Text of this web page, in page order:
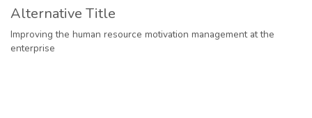
Alternative Title
Improving the human resource motivation management at the
enterprise